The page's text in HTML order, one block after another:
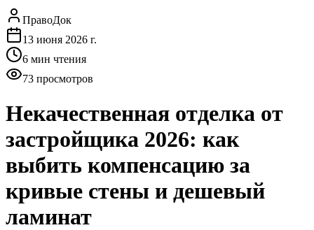
ПравоДок
13 июня 2026 г.
6 мин чтения
73 просмотров
Некачественная отделка от
застройщика 2026: как
выбить компенсацию за
кривые стены и дешевый
ламинат